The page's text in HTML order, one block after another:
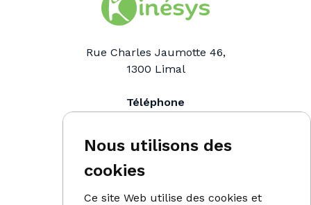
Nous utilisons des
cookies
Ce site Web utilise des cookies et
Rue Charles Jaumotte 46,
1300 Limal
Téléphone
info@kinesys.be